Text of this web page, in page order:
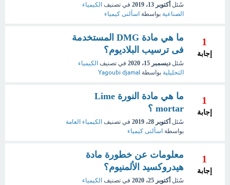
سُئل أكتوبر 13، 2019 في تصنيف الكيمياء
الصناعية بواسطة اسألنى كيمياء
1
إجابة
ما هي مادة DMG المستخدمة
فى ترسيب البلاديوم؟
سُئل ديسمبر 15، 2020 في تصنيف الكيمياء
التحليلية بواسطة Yagoubi djamal
1
إجابة
ما هي مادة النورة Lime
mortar ؟
سُئل أكتوبر 28، 2019 في تصنيف الكيمياء العامة
بواسطة اسألنى كيمياء
1
إجابة
معلومات عن خطورة مادة
هيدروكسيد الألمنيوم؟
سُئل أكتوبر 25، 2020 في تصنيف الكيمياء